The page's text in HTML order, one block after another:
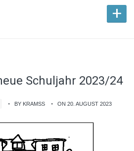
+
Schuljahr 2023/24
BY KRAMSS ON 20. AUGUST 2023